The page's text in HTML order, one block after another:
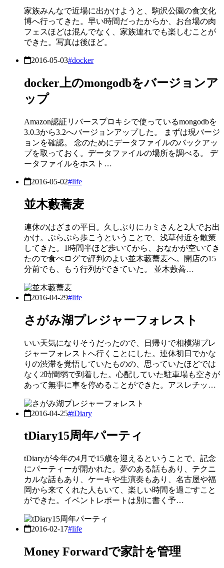
家族みんなで近場に出かけようと、駒沢公園の食文化
博へ行ってきた。早い時間だったからか、お台場の肉
フェスほどは混んでなく、家族連れでも楽しむことが
できた。写真は後ほど。
2016-05-03#docker
docker上のmongodbをバージョンア
ップ
Amazon認証リバースプロキシで使っているmongodbを
3.0.3から3.2へバージョンアップした。 まずは現バージ
ョンを確認。 念のためにデータファイルのバックアッ
プを取っておく。データファイルの場所を調べる。 デ
ータファイルをホスト…
2016-05-02#life
並木藪蕎麦
連休のはざまの平日。久しぶりにカミさんと2人でお出
かけ。ぶらぶら歩こうということで、浅草付近を散策
してきた。1時間半ほど歩いてから、おなかが空いてき
たので食べログで評判のよい並木藪蕎麦へ。開店の15
分前でも、もう行列ができていた。 並木藪蕎…
2016-04-29#life
さがみ湖プレジャーフォレスト
いい天気になりそうだったので、日帰りで相模湖プレ
ジャーフォレストへ行くことにした。連休初日でかな
りの渋滞を覚悟していたものの、思っていたほどでは
なく2時間弱で到着した。心配していた駐車場も空きが
あって無事に車を停めることができた。アスレチッ…
2016-04-25#tDiary
tDiary15周年パーティ
tDiaryが今年の4月で15歳を迎えるということで、記念
にパーティーが開かれた。夢のある話もあり、テクニ
カルな話もあり、ケーキや生演奏もあり、名古屋や福
岡から来てくれた人もいて、楽しい時間を過ごすこと
ができた。イベントレポートは別に書く予…
2016-02-17#life
Money Forwardで家計を管理